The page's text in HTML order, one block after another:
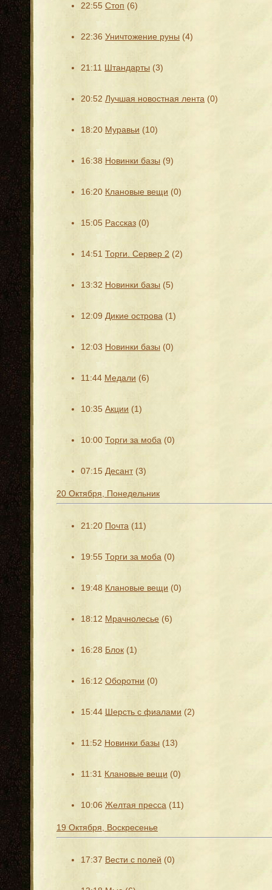
22:55 Стоп (6)
22:36 Уничтожение руны (4)
21:11 Штандарты (3)
20:52 Лучшая новостная лента (0)
18:20 Муравьи (10)
16:38 Новинки базы (9)
16:20 Клановые вещи (0)
15:05 Рассказ (0)
14:51 Торги. Сервер 2 (2)
13:32 Новинки базы (5)
12:09 Дикие острова (1)
12:03 Новинки базы (0)
11:44 Медали (6)
10:35 Акции (1)
10:00 Торги за моба (0)
07:15 Десант (3)
20 Октября, Понедельник
21:20 Почта (11)
19:55 Торги за моба (0)
19:48 Клановые вещи (0)
18:12 Мрачнолесье (6)
16:28 Блок (1)
16:12 Оборотни (0)
15:44 Шерсть с фиалами (2)
11:52 Новинки базы (13)
11:31 Клановые вещи (0)
10:06 Желтая пресса (11)
19 Октября, Воскресенье
17:37 Вести с полей (0)